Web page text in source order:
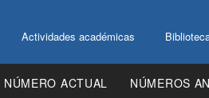
Actividades académicas
NÚMERO ACTUAL NÚMEROS